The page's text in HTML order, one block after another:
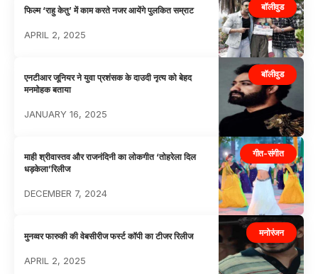
बॉलीवुड
फिल्म ‘राहु केतु’ में काम करते नजर आयेंगे पुलकित सम्राट
APRIL 2, 2025
बॉलीवुड
एनटीआर जूनियर ने युवा प्रशंसक के दाउदी नृत्य को बेहद
मनमोहक बताया
JANUARY 16, 2025
गीत-संगीत
माही श्रीवास्तव और राजनंदिनी का लोकगीत ‘तोहरेला दिल
धड़केला’रिलीज
DECEMBER 7, 2024
मनोरंजन
मुनव्वर फारुकी की वेबसीरीज फर्स्ट कॉपी का टीजर रिलीज
APRIL 2, 2025